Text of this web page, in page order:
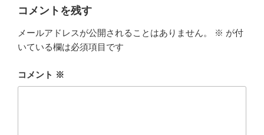
コメントを残す
メールアドレスが公開されることはありません。 ※ が付
いている欄は必須項目です
コメント ※